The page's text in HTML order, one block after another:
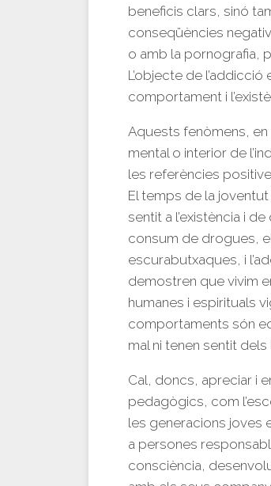
beneficis clars, sinó
conseqüències
o amb la pornografia,
L’objecte de
comportament i
Aquests fenòmens, en
mental o interior de
les referències
El temps de la
sentit a l’existència i
consum de drogues,
escurabutxaques, i
demostren que vivim
humanes i espirituals
comportaments són
mal ni tenen sentit
Cal, doncs, apreciar i
pedagògics, com
les generacions joves
a persones
consciència,